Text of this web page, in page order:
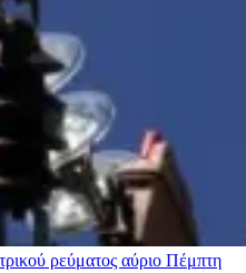
ρεύματος αύριο Πέμπτη